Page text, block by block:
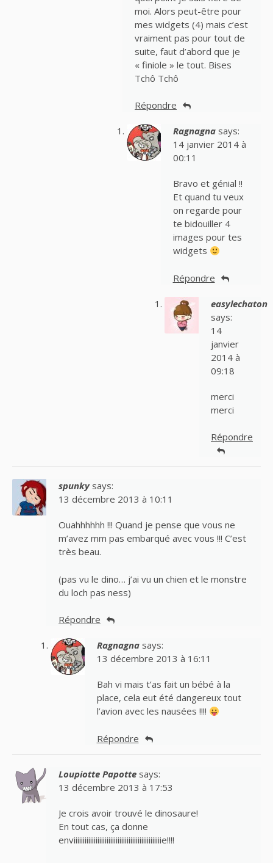
moi. Alors peut-être pour
mes widgets (4) mais c’est
vraiment pas pour tout de
suite, faut d’abord que je
« finiole » le tout. Bises
Tchô Tchô
Répondre
Ragnagna says:
14 janvier 2014 à
00:11
Bravo et génial !!
Et quand tu veux
on regarde pour
te bidouiller 4
images pour tes
widgets
Répondre
easylechaton
says:
14
janvier
2014 à
09:18
merci
merci
Répondre
spunky says:
13 décembre 2013 à 10:11
Ouahhhhhh !!! Quand je pense que vous ne
m’avez mm pas embarqué avec vous !!! C’est
très beau.
(pas vu le dino… j’ai vu un chien et le monstre
du loch pas ness)
Répondre
Ragnagna says:
13 décembre 2013 à 16:11
Bah vi mais t’as fait un bébé à la
place, cela eut été dangereux tout
l’avion avec les nausées !!!!
Répondre
Loupiotte Papotte says:
13 décembre 2013 à 17:53
Je crois avoir trouvé le dinosaure!
En tout cas, ça donne
enviiiiiiiiiiiiiiiiiiiiiiiiiiiiiiiiiiiiiiiiiiiiiiiie!!!!